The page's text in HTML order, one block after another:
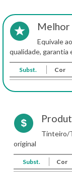
Melhor
Equivale
qualidade, garantia
Subst. Cor
Tinteiro/
original
Subst. Cor